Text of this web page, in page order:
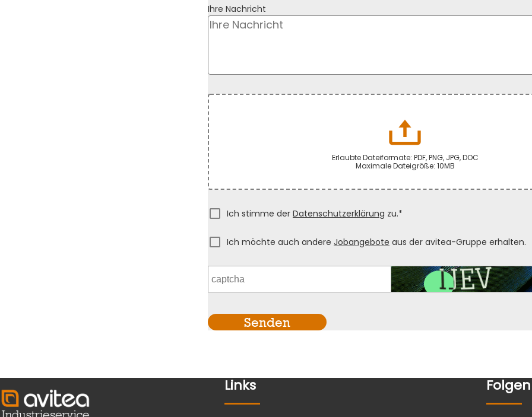
Ihre Nachricht
Erlaubte Dateiformate: PDF, PNG, JPG, DOC
Maximale Dateigröße: 10MB
Ich stimme der Datenschutzerklärung zu.*
Ich möchte auch andere Jobangebote aus der avitea-Gruppe erhalten.
Senden
Links